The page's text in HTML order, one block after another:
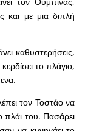
με μια διπλή
καθυστερήσεις,
το πλάγιο,
τον Τοστάο να
πλάι του. Πασάρει